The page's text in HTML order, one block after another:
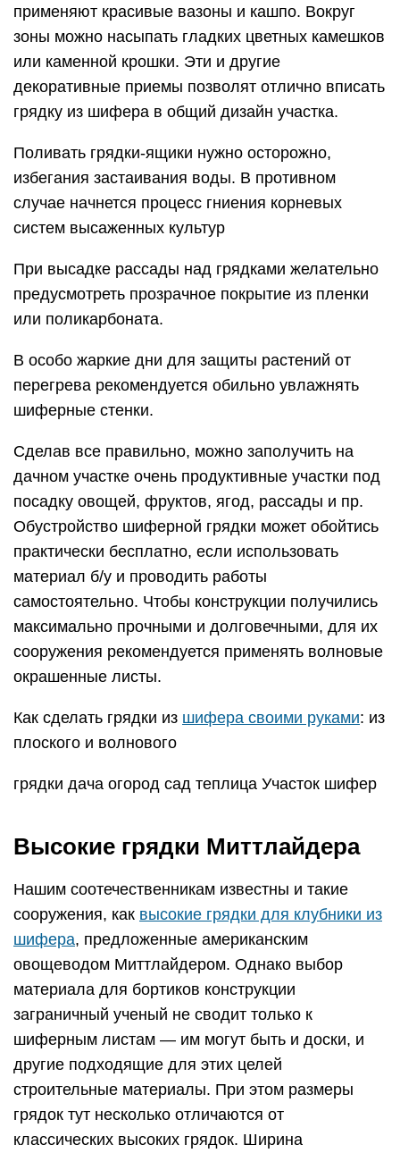
применяют красивые вазоны и кашпо. Вокруг
зоны можно насыпать гладких цветных камешков
или каменной крошки. Эти и другие
декоративные приемы позволят отлично вписать
грядку из шифера в общий дизайн участка.
Поливать грядки-ящики нужно осторожно,
избегания застаивания воды. В противном
случае начнется процесс гниения корневых
систем высаженных культур
При высадке рассады над грядками желательно
предусмотреть прозрачное покрытие из пленки
или поликарбоната.
В особо жаркие дни для защиты растений от
перегрева рекомендуется обильно увлажнять
шиферные стенки.
Сделав все правильно, можно заполучить на
дачном участке очень продуктивные участки под
посадку овощей, фруктов, ягод, рассады и пр.
Обустройство шиферной грядки может обойтись
практически бесплатно, если использовать
материал б/у и проводить работы
самостоятельно. Чтобы конструкции получились
максимально прочными и долговечными, для их
сооружения рекомендуется применять волновые
окрашенные листы.
Как сделать грядки из шифера своими руками: из
плоского и волнового
грядки дача огород сад теплица Участок шифер
Высокие грядки Миттлайдера
Нашим соотечественникам известны и такие
сооружения, как высокие грядки для клубники из
шифера, предложенные американским
овощеводом Миттлайдером. Однако выбор
материала для бортиков конструкции
заграничный ученый не сводит только к
шиферным листам — им могут быть и доски, и
другие подходящие для этих целей
строительные материалы. При этом размеры
грядок тут несколько отличаются от
классических высоких грядок. Ширина